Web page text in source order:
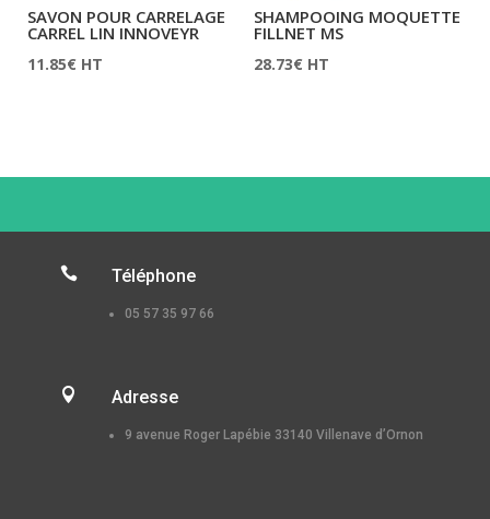
SAVON POUR CARRELAGE
CARREL LIN INNOVEYR
11.85€ HT
SHAMPOOING MOQUETTE
FILLNET MS
28.73€ HT
 Téléphone
05 57 35 97 66
 Adresse
9 avenue Roger Lapébie 33140 Villenave d’Ornon